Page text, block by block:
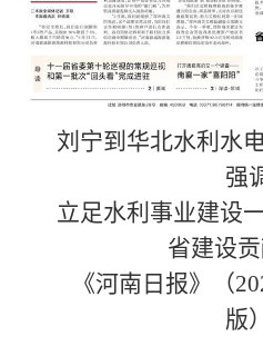
刘宁到华北水利水
强
立足水利事业建设
省建设
《河南日报》（
版）